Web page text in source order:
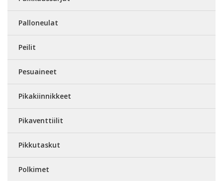
Palloneulat
Peilit
Pesuaineet
Pikakiinnikkeet
Pikaventtiilit
Pikkutaskut
Polkimet